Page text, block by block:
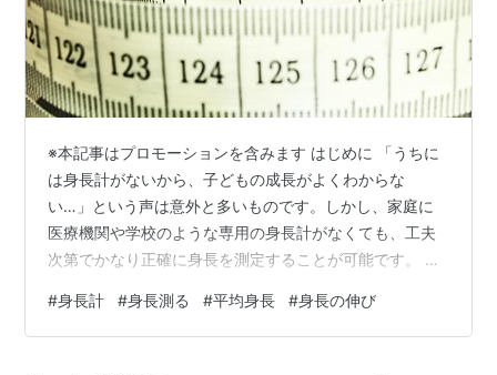
※本記事はプロモーションを含みます はじめに 「うちに
は身長計がないから、子どもの成長がよくわからな
い…」という声は意外と多いものです。しかし、家庭に
医療機関や学校のような専用の身長計がなくても、工夫
次第でかなり正確に身長を測定することが可能です。 こ
人）の身長をなるべく正確に測る方法を、具体的に5つご
紹介します。また、測定時にありがちな誤差の原因や、
#身長計 #身長測る #平均身長 #身長の伸び